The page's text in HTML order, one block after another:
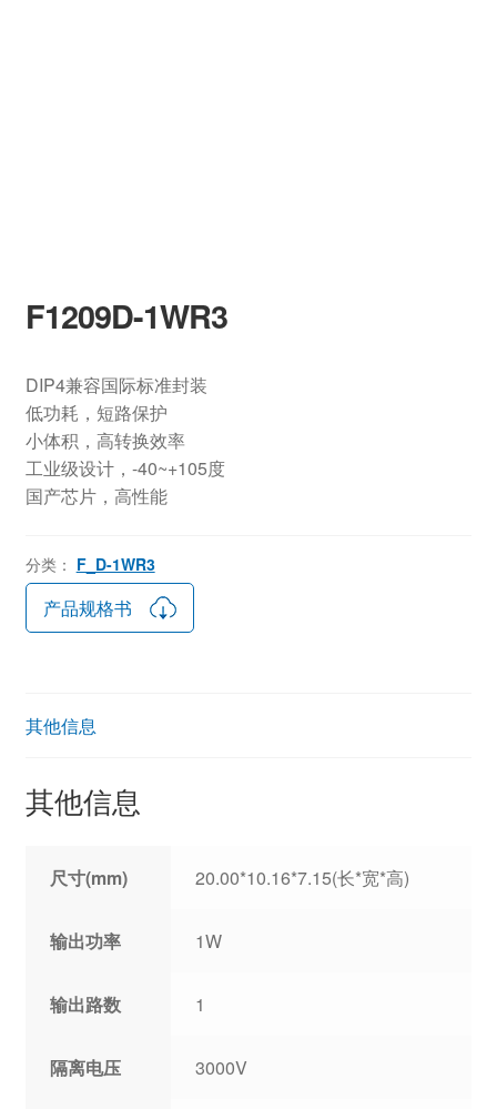
F1209D-1WR3
DIP4兼容国际标准封装
低功耗，短路保护
小体积，高转换效率
工业级设计，-40~+105度
国产芯片，高性能
分类： F_D-1WR3
产品规格书
其他信息
其他信息
尺寸(mm) 20.00*10.16*7.15(长*宽*高)
输出功率 1W
输出路数 1
隔离电压 3000V